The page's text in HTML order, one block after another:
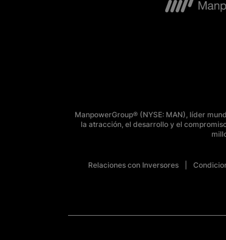
ManpowerGroup® (NYSE: MAN), líder
la atracción, el desarrollo y el
Relaciones con Inversores